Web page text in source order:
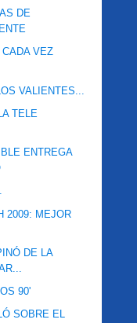
DE
VEZ
VALIENTES...
TELE
ENTREGA
2009: MEJOR
DE LA
90'
SOBRE EL